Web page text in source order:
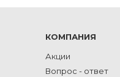
КОМПАНИЯ
Акции
Вопрос - ответ